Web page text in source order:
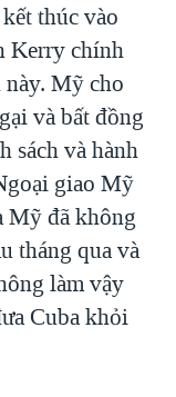
thúc vào
Kerry chính
này. Mỹ cho
và bất đồng
sách và hành
giao Mỹ
Mỹ đã không
tháng qua và
làm vậy
Cuba khỏi